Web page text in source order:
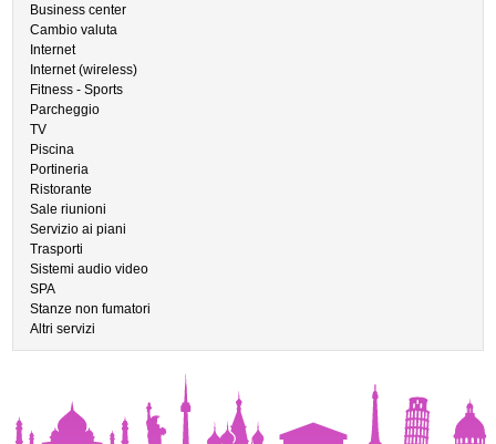
Business center
Cambio valuta
Internet
Internet (wireless)
Fitness - Sports
Parcheggio
TV
Piscina
Portineria
Ristorante
Sale riunioni
Servizio ai piani
Trasporti
Sistemi audio video
SPA
Stanze non fumatori
Altri servizi